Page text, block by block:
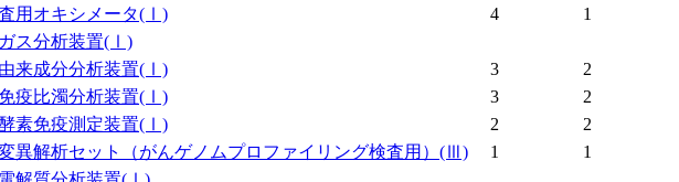
用オキシメータ(Ⅰ) 4
1
ス分析装置(Ⅰ)
来成分分析装置(Ⅰ) 3
2
疫比濁分析装置(Ⅰ) 3
2
素免疫測定装置(Ⅰ) 2
2
異解析セット（がんゲノムプロファイリング検査用） (Ⅲ) 1
1